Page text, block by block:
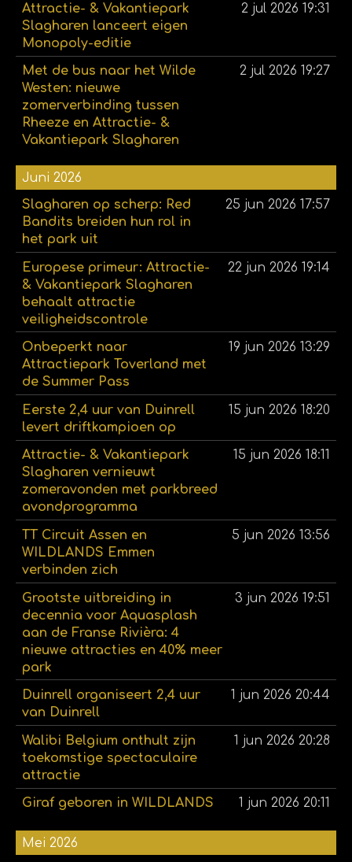
Attractie- & Vakantiepark
Slagharen lanceert eigen
Monopoly-editie
2 jul 2026 19:31
Met de bus naar het Wilde
Westen: nieuwe
zomerverbinding tussen
Rheeze en Attractie- &
Vakantiepark Slagharen
2 jul 2026 19:27
Juni 2026
Slagharen op scherp: Red
Bandits breiden hun rol in
het park uit
25 jun 2026 17:57
Europese primeur: Attractie-
& Vakantiepark Slagharen
behaalt attractie
veiligheidscontrole
22 jun 2026 19:14
Onbeperkt naar
Attractiepark Toverland met
de Summer Pass
19 jun 2026 13:29
Eerste 2,4 uur van Duinrell
levert driftkampioen op
15 jun 2026 18:20
Attractie- & Vakantiepark
Slagharen vernieuwt
zomeravonden met parkbreed
avondprogramma
15 jun 2026 18:11
TT Circuit Assen en
WILDLANDS Emmen
verbinden zich
5 jun 2026 13:56
Grootste uitbreiding in
decennia voor Aquasplash
aan de Franse Rivièra: 4
nieuwe attracties en 40% meer
park
3 jun 2026 19:51
Duinrell organiseert 2,4 uur
van Duinrell
1 jun 2026 20:44
Walibi Belgium onthult zijn
toekomstige spectaculaire
attractie
1 jun 2026 20:28
Giraf geboren in WILDLANDS 1 jun 2026 20:11
Mei 2026